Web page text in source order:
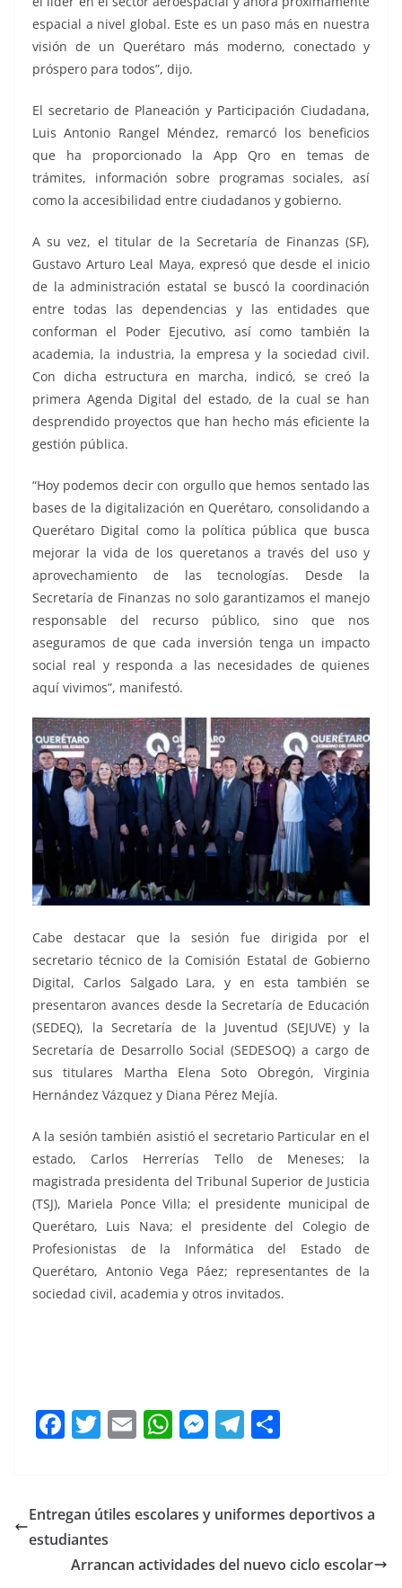
espacial a nivel global. Este es un paso más en nuestra
visión de un Querétaro más moderno, conectado y
próspero para todos”, dijo.
El secretario de Planeación y Participación Ciudadana,
Luis Antonio Rangel Méndez, remarcó los beneficios
que ha proporcionado la App Qro en temas de
trámites, información sobre programas sociales, así
como la accesibilidad entre ciudadanos y gobierno.
A su vez, el titular de la Secretaría de Finanzas (SF),
Gustavo Arturo Leal Maya, expresó que desde el inicio
de la administración estatal se buscó la coordinación
entre todas las dependencias y las entidades que
conforman el Poder Ejecutivo, así como también la
academia, la industria, la empresa y la sociedad civil.
Con dicha estructura en marcha, indicó, se creó la
primera Agenda Digital del estado, de la cual se han
desprendido proyectos que han hecho más eficiente la
gestión pública.
“Hoy podemos decir con orgullo que hemos sentado las
bases de la digitalización en Querétaro, consolidando a
Querétaro Digital como la política pública que busca
mejorar la vida de los queretanos a través del uso y
aprovechamiento de las tecnologías. Desde la
Secretaría de Finanzas no solo garantizamos el manejo
responsable del recurso público, sino que nos
aseguramos de que cada inversión tenga un impacto
social real y responda a las necesidades de quienes
aquí vivimos”, manifestó.
Cabe destacar que la sesión fue dirigida por el
secretario técnico de la Comisión Estatal de Gobierno
Digital, Carlos Salgado Lara, y en esta también se
presentaron avances desde la Secretaría de Educación
(SEDEQ), la Secretaría de la Juventud (SEJUVE) y la
Secretaría de Desarrollo Social (SEDESOQ) a cargo de
sus titulares Martha Elena Soto Obregón, Virginia
Hernández Vázquez y Diana Pérez Mejía.
A la sesión también asistió el secretario Particular en el
estado, Carlos Herrerías Tello de Meneses; la
magistrada presidenta del Tribunal Superior de Justicia
(TSJ), Mariela Ponce Villa; el presidente municipal de
Querétaro, Luis Nava; el presidente del Colegio de
Profesionistas de la Informática del Estado de
Querétaro, Antonio Vega Páez; representantes de la
sociedad civil, academia y otros invitados.
F
e
b
o
T
er
E
l
W
s
p
M
e
g
T
gr
m
p
tir
Entregan útiles escolares y uniformes deportivos a
estudiantes
Arrancan actividades del nuevo ciclo escolar